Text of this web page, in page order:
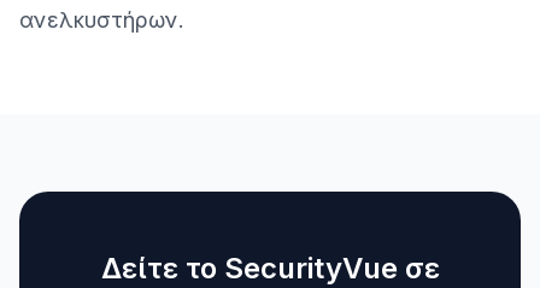
ανελκυστήρων.
Δείτε το SecurityVue σε